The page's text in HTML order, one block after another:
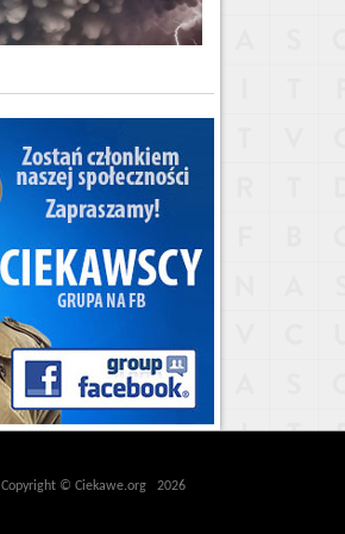
Copyright © Ciekawe.org 2026